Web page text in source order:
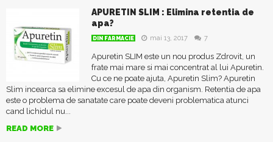
APURETIN SLIM : Elimina retentia de
apa?
DIN FARMACIE mai 13, 2017 7
Apuretin SLIM este un nou produs Zdrovit, un
frate mai mare si mai concentrat al lui Apuretin.
Cu ce ne poate ajuta, Apuretin Slim? Apuretin
Slim incearca sa elimine excesul de apa din organism. Retentia de apa
este o problema de sanatate care poate deveni problematica atunci
cand lichidul nu...
READ MORE